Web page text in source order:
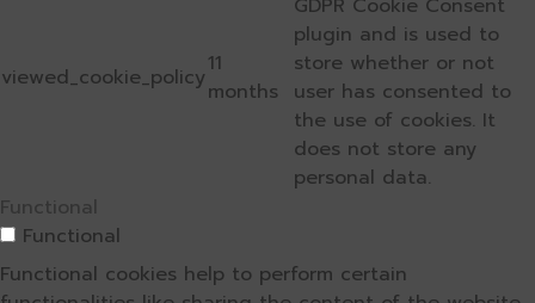
viewed_cookie_policy11
months
plugin and is used to
store whether or not
user has consented to
the use of cookies. It
does not store any
personal data.
Functional
Functional
Functional cookies help to perform certain